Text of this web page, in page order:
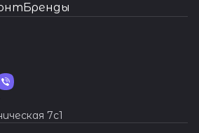
Бренды
7c1